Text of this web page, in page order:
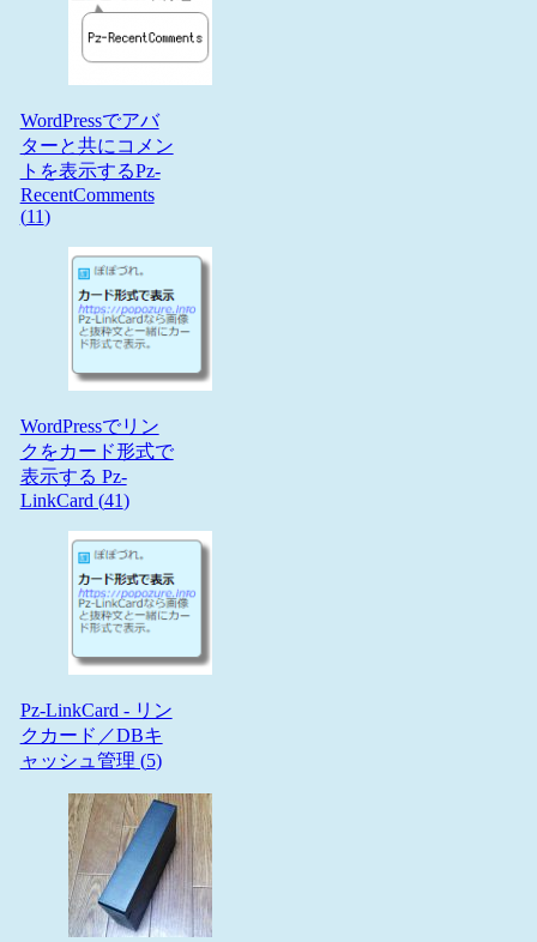
WordPressでアバ
ターと共にコメン
トを表示するPz-
RecentComments
(11)
WordPressでリン
クをカード形式で
表示する Pz-
LinkCard (41)
Pz-LinkCard - リン
クカード／DBキ
ャッシュ管理 (5)